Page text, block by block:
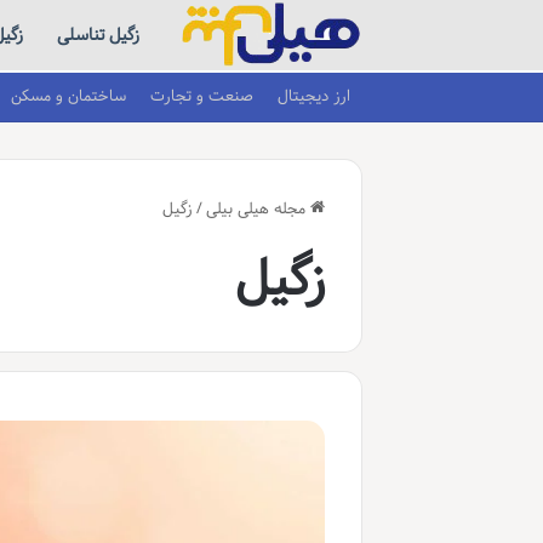
زگیل تناسلی
ارز دیجیتال صنعت و تجارت ساختمان و مسکن
مجله هیلی بیلی/ زگیل
زگیل